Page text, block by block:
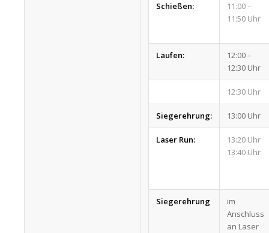
Schießen:
11:00 –
11:50 Uhr
Laufen:
12:00 –
12:30 Uhr
12:30 Uhr
Siegerehrung: 13:00 Uhr
Laser Run:
13:20 Uhr
13:40 Uhr
Siegerehrung
im
Anschluss
an Laser